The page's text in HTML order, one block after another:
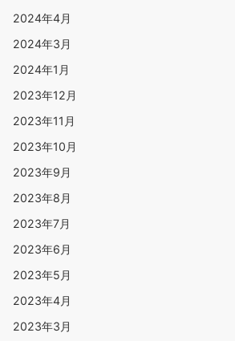
2024年4月
2024年3月
2024年1月
2023年12月
2023年11月
2023年10月
2023年9月
2023年8月
2023年7月
2023年6月
2023年5月
2023年4月
2023年3月